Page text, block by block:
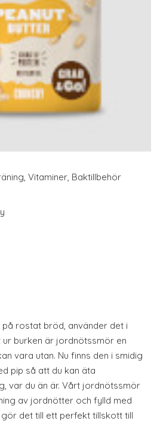
, Vitaminer, Baktillbehör
rostat bröd, använder det i
burken är jordnötssmör en
vara utan. Nu finns den i smidig
pip så att du kan äta
var du än är. Vårt jordnötssmör
av jordnötter och fylld med
det till ett perfekt tillskott till